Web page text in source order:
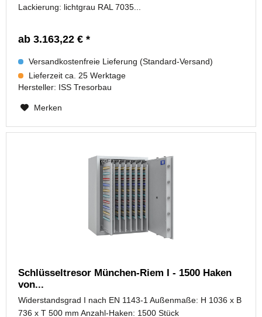
Lackierung: lichtgrau RAL 7035...
ab 3.163,22 € *
Versandkostenfreie Lieferung (Standard-Versand)
Lieferzeit ca. 25 Werktage
Hersteller: ISS Tresorbau
Merken
Schlüsseltresor München-Riem I - 1500 Haken
von...
Widerstandsgrad I nach EN 1143-1 Außenmaße: H 1036 x B
736 x T 500 mm Anzahl-Haken: 1500 Stück